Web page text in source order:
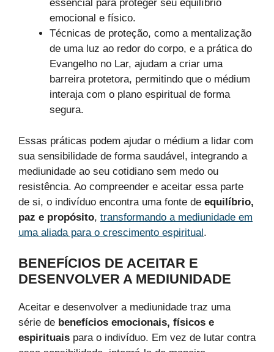
essencial para proteger seu equilíbrio
emocional e físico.
Técnicas de proteção, como a mentalização
de uma luz ao redor do corpo, e a prática do
Evangelho no Lar, ajudam a criar uma
barreira protetora, permitindo que o médium
interaja com o plano espiritual de forma
segura.
Essas práticas podem ajudar o médium a lidar com
sua sensibilidade de forma saudável, integrando a
mediunidade ao seu cotidiano sem medo ou
resistência. Ao compreender e aceitar essa parte
de si, o indivíduo encontra uma fonte de equilíbrio,
paz e propósito, transformando a mediunidade em
uma aliada para o crescimento espiritual.
BENEFÍCIOS DE ACEITAR E
DESENVOLVER A MEDIUNIDADE
Aceitar e desenvolver a mediunidade traz uma
série de benefícios emocionais, físicos e
espirituais para o indivíduo. Em vez de lutar contra